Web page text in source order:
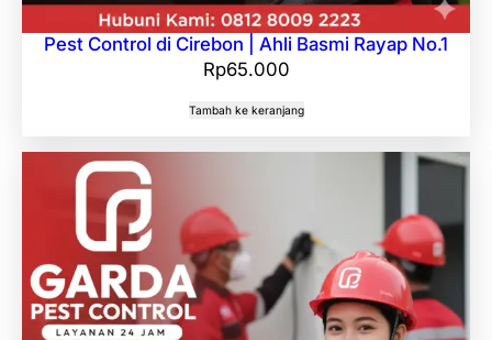
Pest Control di Cirebon | Ahli Basmi Rayap No.1
Rp65.000
Tambah ke keranjang